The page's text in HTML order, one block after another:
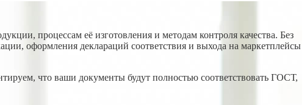
процессам её изготовления и методам контроля качества. Без
оформления деклараций соответствия и выхода на маркетплейсы
что ваши документы будут полностью соответствовать ГОСТ,